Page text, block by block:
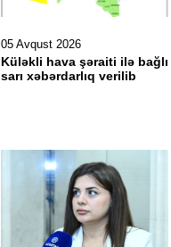
05 Avqust 2026
Küləkli hava şəraiti ilə bağlı
sarı xəbərdarlıq verilib